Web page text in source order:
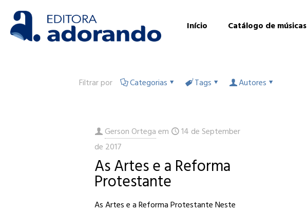
Início Catálogo de músicas
Filtrar por Categorias Tags Autores
Gerson Ortega em
14 de September
de 2017
As Artes e a Reforma
Protestante
As Artes e a Reforma Protestante Neste